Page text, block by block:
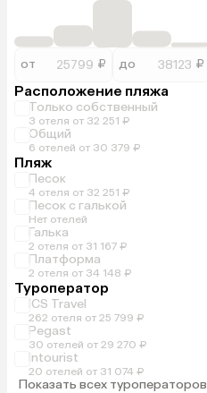
от ₽ до ₽
Расположение пляжа
Только собственный
3 отеля от 32 251 ₽
Общий
6 отелей от 30 379 ₽
Пляж
Песок
4 отеля от 32 251 ₽
Песок с галькой
Нет отелей
Галька
2 отеля от 31 167 ₽
Платформа
2 отеля от 34 148 ₽
Туроператор
ICS Travel
262 отеля от 25 799 ₽
Pegast
30 отелей от 29 270 ₽
Intourist
20 отелей от 31 074 ₽
Показать всех туроператоров